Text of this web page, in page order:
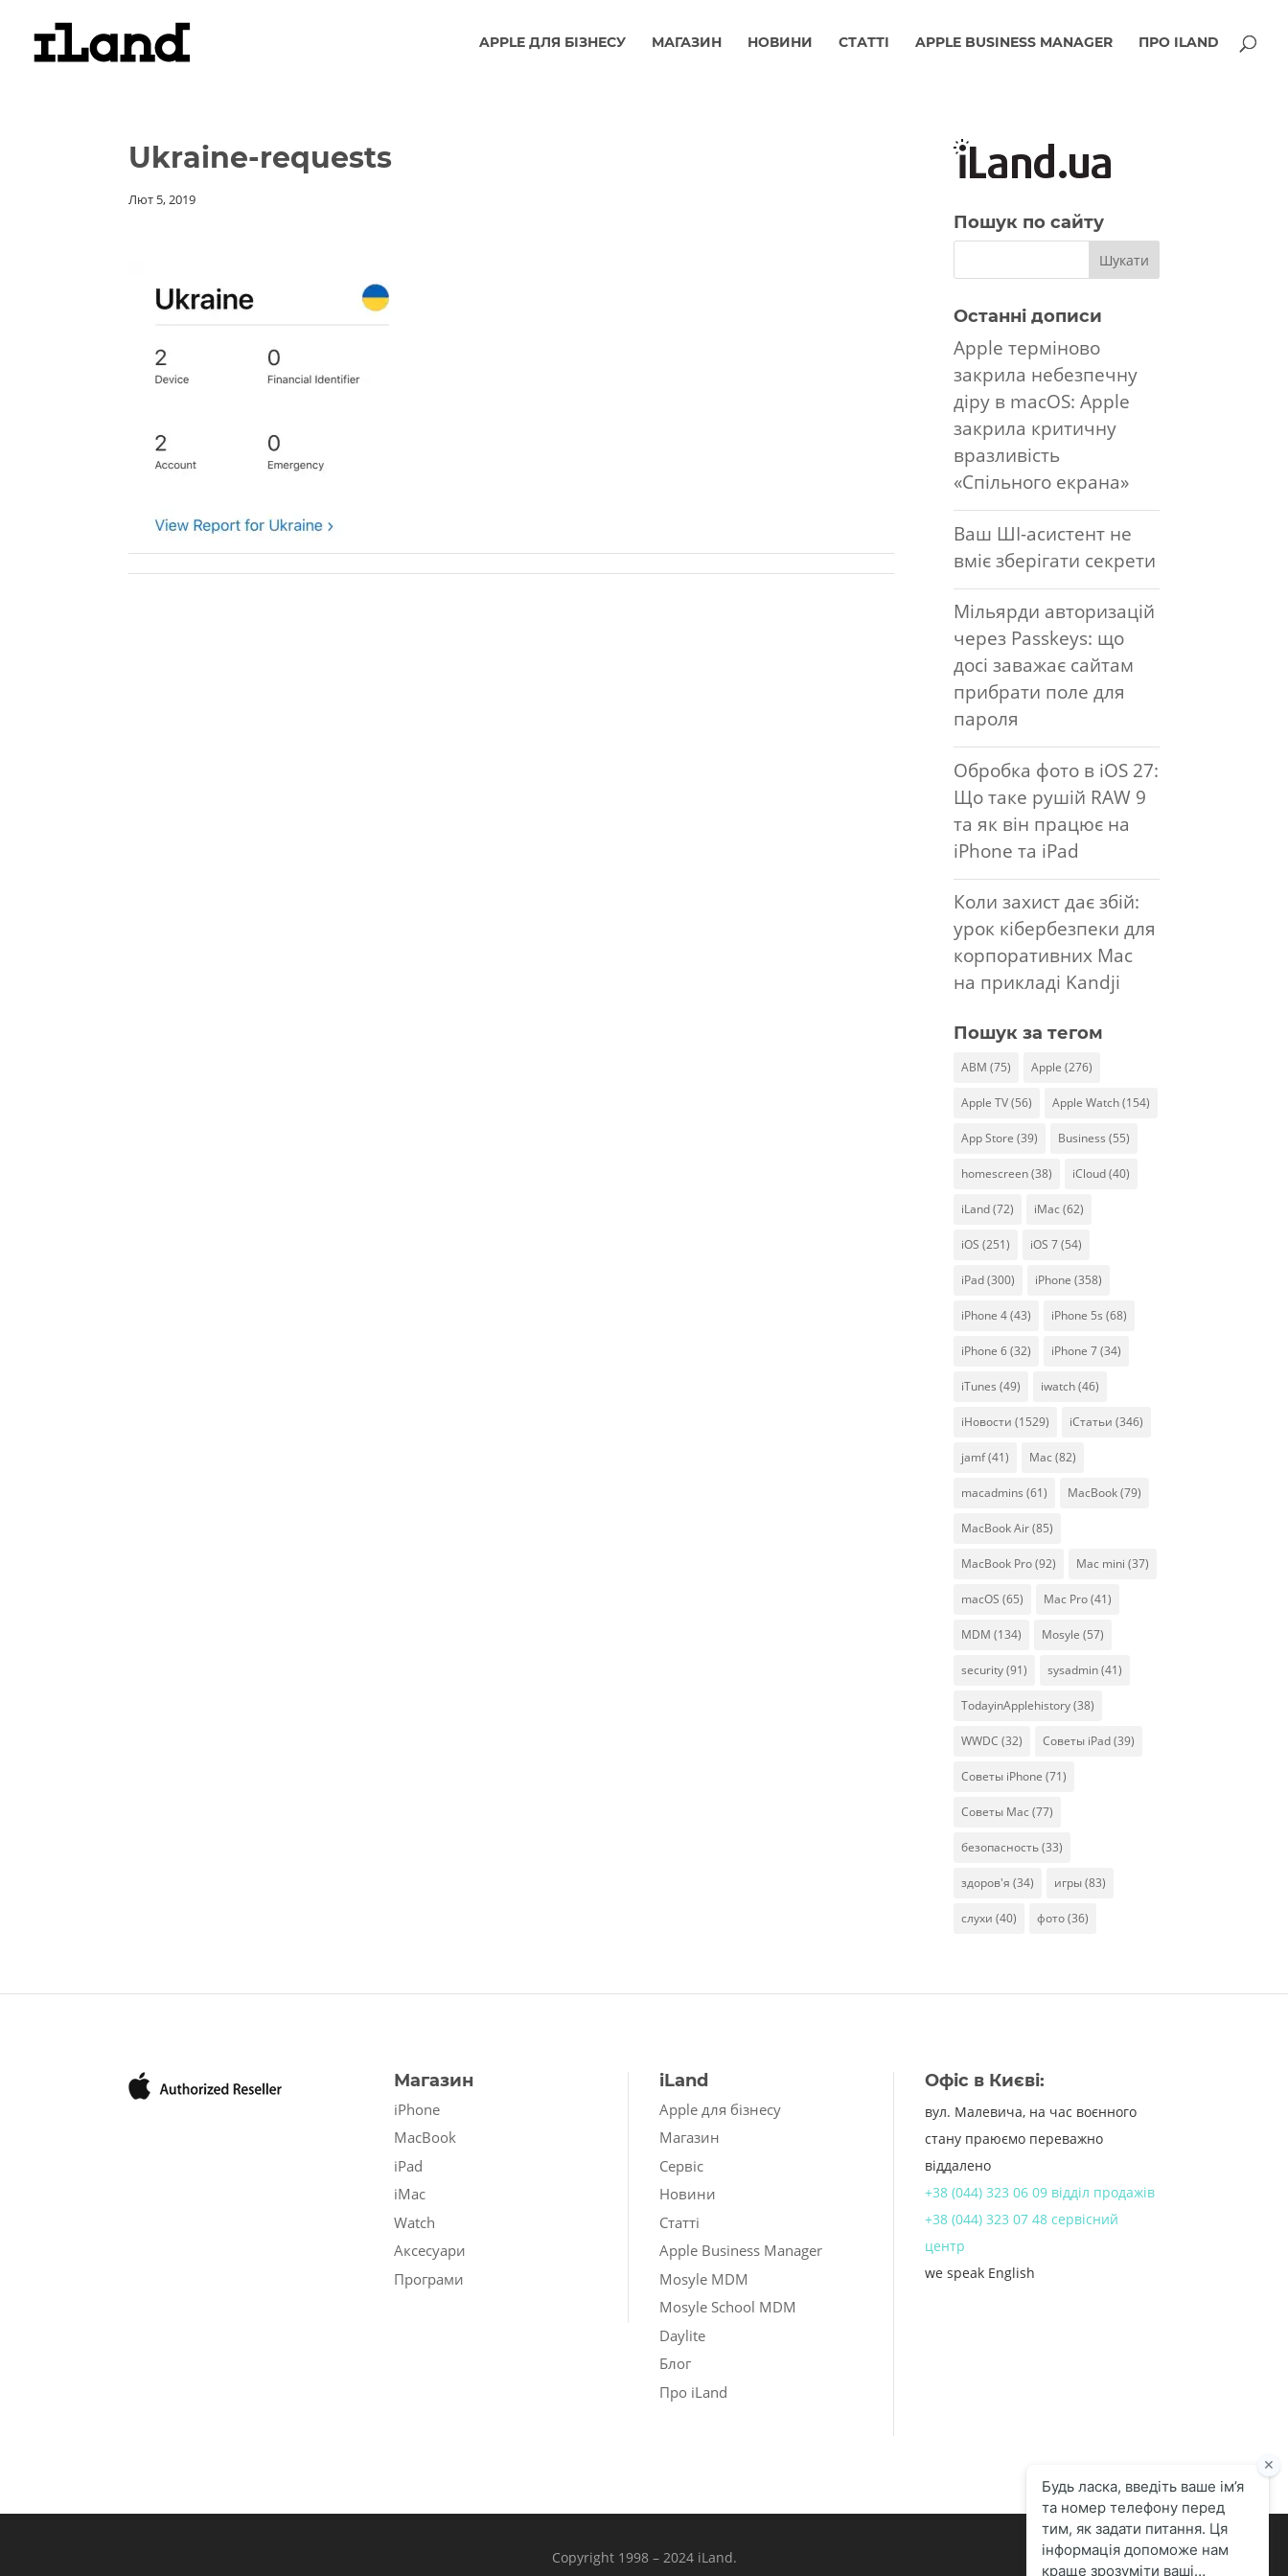
APPLE ДЛЯ БІЗНЕСУ МАГАЗИН НОВИНИ СТАТТІ APPLE BUSINESS MANAGER ПРО ILAND
Ukraine-requests
Лют 5, 2019
Пошук по сайту
Останні дописи
Apple терміново
закрила небезпечну
діру в macOS: Apple
закрила критичну
вразливість
«Спільного екрана»
Ваш ШІ-асистент не
вміє зберігати секрети
Мільярди авторизацій
через Passkeys: що
досі заважає сайтам
прибрати поле для
пароля
Обробка фото в iOS 27:
Що таке рушій RAW 9
та як він працює на
iPhone та iPad
Коли захист дає збій:
урок кібербезпеки для
корпоративних Mac
на прикладі Kandji
Пошук за тегом
ABM (75) Apple (276)
Apple TV(56) Apple Watch(154)
App Store (39) Business (55)
homescreen(38) iCloud(40)
iLand(72) iMac (62)
iOS (251) iOS 7(54)
iPad(300) iPhone (358)
iPhone 4(43) iPhone 5s (68)
iPhone 6(32) iPhone 7(34)
iTunes (49) iwatch(46)
iНовости (1529) iСтатьи (346)
jamf(41) Mac (82)
macadmins (61) MacBook(79)
MacBook Air(85)
MacBook Pro(92) Mac mini (37)
macOS (65) Mac Pro(41)
MDM (134) Mosyle (57)
security(91) sysadmin(41)
TodayinApplehistory(38)
WWDC (32) Советы iPad(39)
Советы iPhone (71)
Советы Mac (77)
безопасность(33)
здоров'я (34) игры(83)
слухи (40) фото(36)
Магазин
iPhone
MacBook
iPad
iMac
Watch
Аксесуари
Програми
iLand
Apple для бізнесу
Магазин
Сервіс
Новини
Статті
Apple Business Manager
Mosyle MDM
Mosyle School MDM
Daylite
Блог
Про iLand
Офіс в Києві:
вул. Малевича, на час воєнного
стану праюємо переважно
віддалено
+38 (044) 323 06 09 відділ продажів
+38 (044) 323 07 48 сервісний
центр
we speak English
Copyright 1998 – 2024 iLand.